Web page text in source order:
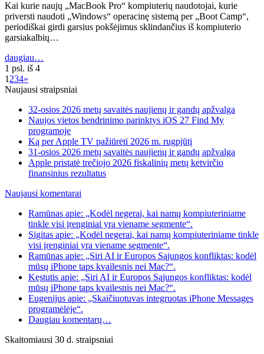
Kai kurie naujų „MacBook Pro“ kompiuterių naudotojai, kurie
priversti naudoti „Windows“ operacinę sistemą per „Boot Camp“,
periodiškai girdi garsius pokšėjimus sklindančius iš kompiuterio
garsiakalbių…
daugiau…
1 psl. iš 4
1 234»
Naujausi straipsniai
32-osios 2026 metų savaitės naujienų ir gandų apžvalga
Naujos vietos bendrinimo parinktys iOS 27 Find My
programoje
Ką per Apple TV pažiūrėti 2026 m. rugpjūtį
31-osios 2026 metų savaitės naujienų ir gandų apžvalga
Apple pristatė trečiojo 2026 fiskalinių metų ketvirčio
finansinius rezultatus
Naujausi komentarai
Ramūnas apie: „Kodėl negerai, kai namų kompiuteriniame
tinkle visi įrenginiai yra viename segmente“.
Sigitas apie: „Kodėl negerai, kai namų kompiuteriniame tinkle
visi įrenginiai yra viename segmente“.
Ramūnas apie: „Siri AI ir Europos Sąjungos konfliktas: kodėl
mūsų iPhone taps kvailesnis nei Mac?“.
Kęstutis apie: „Siri AI ir Europos Sąjungos konfliktas: kodėl
mūsų iPhone taps kvailesnis nei Mac?“.
Eugenijus apie: „Skaičiuotuvas integruotas iPhone Messages
programėlėje“.
Daugiau komentarų…
Skaitomiausi 30 d. straipsniai